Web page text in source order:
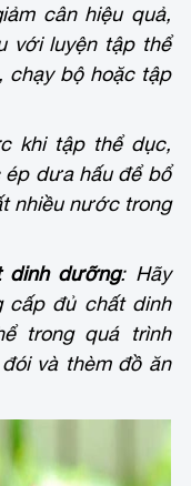
cân hiệu quả,
với luyện tập thể
chạy bộ hoặc tập
khi tập thể dục,
dưa hấu để bổ
nhiều nước trong
dinh dưỡng: Hãy
cấp đủ chất dinh
trong quá trình
và thèm đồ ăn